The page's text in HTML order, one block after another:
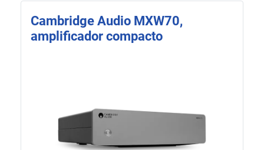
Cambridge Audio MXW70,
amplificador compacto